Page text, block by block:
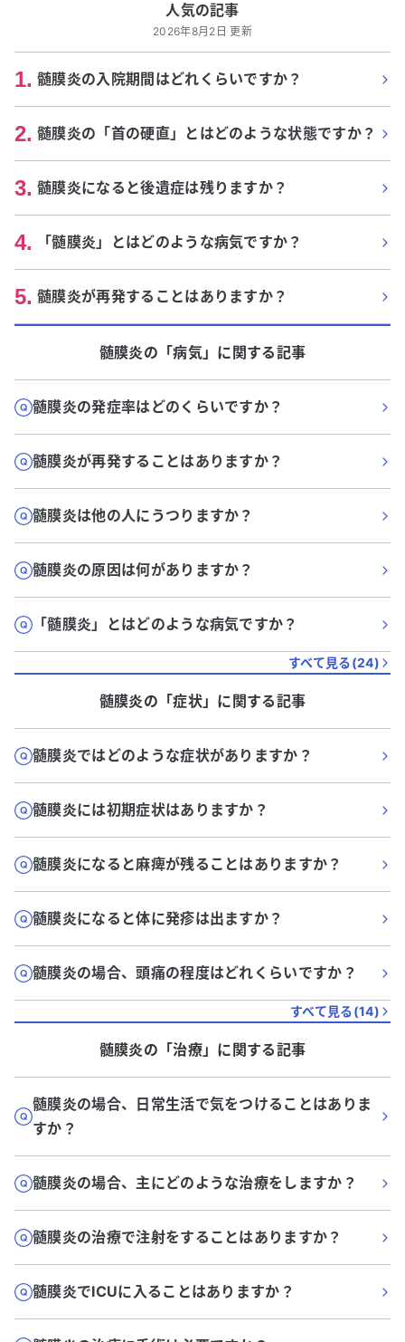
人気の記事
2026年8月2日 更新
1. 髄膜炎の入院期間はどれくらいですか？
2. 髄膜炎の「首の硬直」とはどのような状態ですか？
3. 髄膜炎になると後遺症は残りますか？
4. 「髄膜炎」とはどのような病気ですか？
5. 髄膜炎が再発することはありますか？
髄膜炎の「病気」に関する記事
髄膜炎の発症率はどのくらいですか？
髄膜炎が再発することはありますか？
髄膜炎は他の人にうつりますか？
髄膜炎の原因は何がありますか？
「髄膜炎」とはどのような病気ですか？
すべて見る(24)
髄膜炎の「症状」に関する記事
髄膜炎ではどのような症状がありますか？
髄膜炎には初期症状はありますか？
髄膜炎になると麻痺が残ることはありますか？
髄膜炎になると体に発疹は出ますか？
髄膜炎の場合、頭痛の程度はどれくらいですか？
すべて見る(14)
髄膜炎の「治療」に関する記事
髄膜炎の場合、日常生活で気をつけることはありま
すか？
髄膜炎の場合、主にどのような治療をしますか？
髄膜炎の治療で注射をすることはありますか？
髄膜炎でICUに入ることはありますか？